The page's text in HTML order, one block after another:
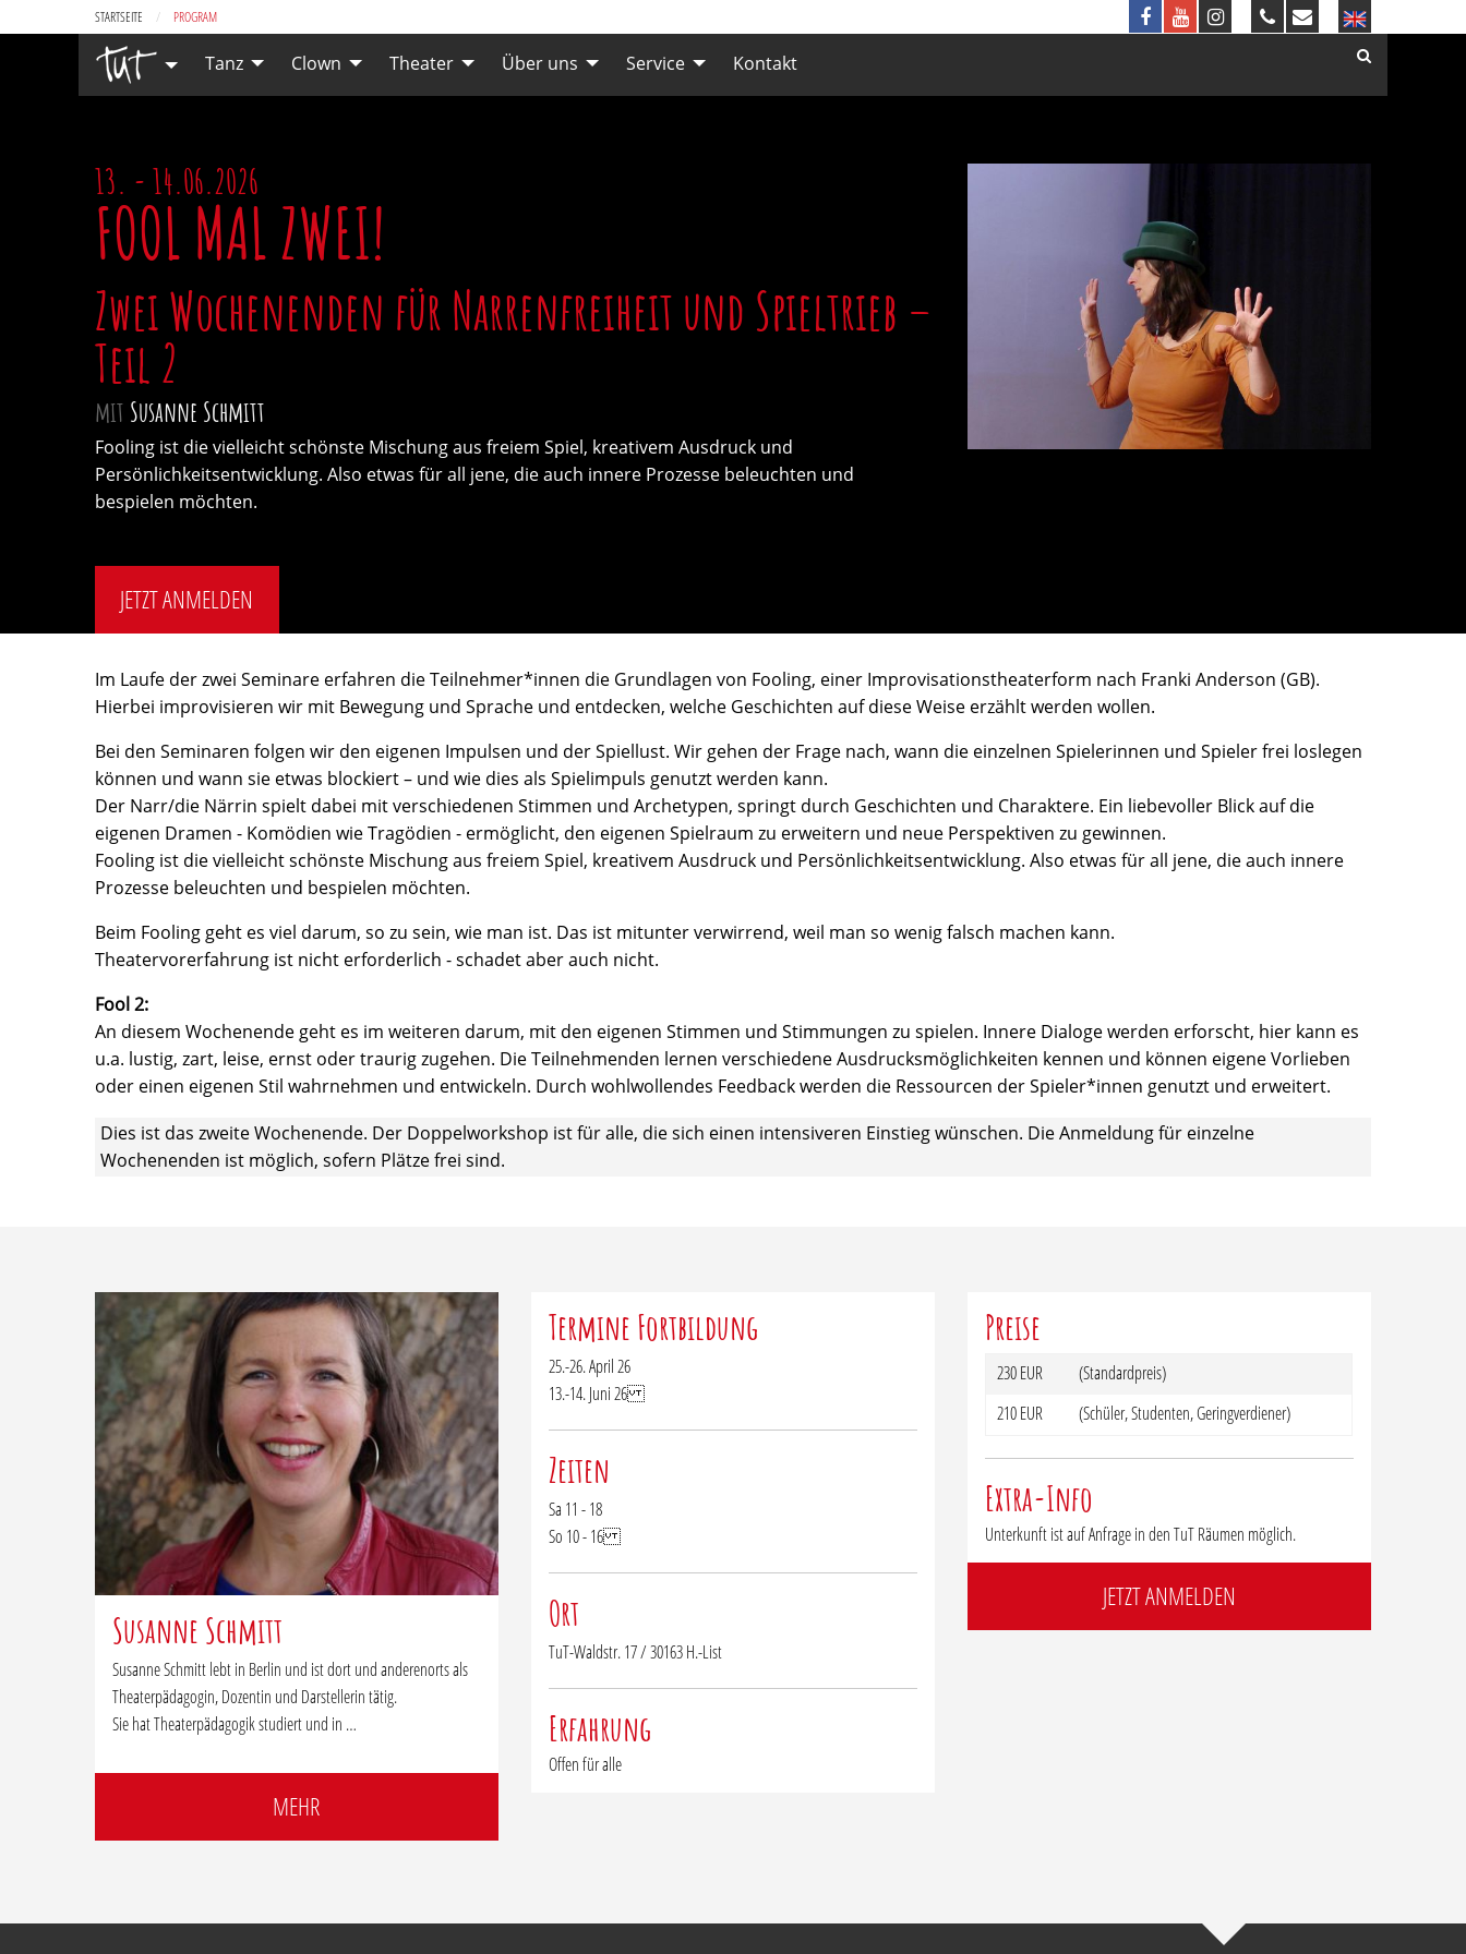
STARTSEITE CURRENT:
PROGRAM
Tanz Clown Theater Über uns Service Kontakt
13. - 14.06.2026
FOOL MAL ZWEI!
Zwei Wochenenden für Narrenfreiheit und Spieltrieb –
Teil 2
mit Susanne Schmitt
Fooling ist die vielleicht schönste Mischung aus freiem Spiel, kreativem Ausdruck und
Persönlichkeitsentwicklung. Also etwas für all jene, die auch innere Prozesse beleuchten und
bespielen möchten.
JETZT ANMELDEN
Im Laufe der zwei Seminare erfahren die Teilnehmer*innen die Grundlagen von Fooling, einer Improvisationstheaterform nach Franki Anderson (GB).
Hierbei improvisieren wir mit Bewegung und Sprache und entdecken, welche Geschichten auf diese Weise erzählt werden wollen.
Bei den Seminaren folgen wir den eigenen Impulsen und der Spiellust. Wir gehen der Frage nach, wann die einzelnen Spielerinnen und Spieler frei loslegen
können und wann sie etwas blockiert – und wie dies als Spielimpuls genutzt werden kann.
Der Narr/die Närrin spielt dabei mit verschiedenen Stimmen und Archetypen, springt durch Geschichten und Charaktere. Ein liebevoller Blick auf die
eigenen Dramen - Komödien wie Tragödien - ermöglicht, den eigenen Spielraum zu erweitern und neue Perspektiven zu gewinnen.
Fooling ist die vielleicht schönste Mischung aus freiem Spiel, kreativem Ausdruck und Persönlichkeitsentwicklung. Also etwas für all jene, die auch innere
Prozesse beleuchten und bespielen möchten.
Beim Fooling geht es viel darum, so zu sein, wie man ist. Das ist mitunter verwirrend, weil man so wenig falsch machen kann.
Theatervorerfahrung ist nicht erforderlich - schadet aber auch nicht.
Fool 2:
An diesem Wochenende geht es im weiteren darum, mit den eigenen Stimmen und Stimmungen zu spielen. Innere Dialoge werden erforscht, hier kann es
u.a. lustig, zart, leise, ernst oder traurig zugehen. Die Teilnehmenden lernen verschiedene Ausdrucksmöglichkeiten kennen und können eigene Vorlieben
oder einen eigenen Stil wahrnehmen und entwickeln. Durch wohlwollendes Feedback werden die Ressourcen der Spieler*innen genutzt und erweitert.
Dies ist das zweite Wochenende. Der Doppelworkshop ist für alle, die sich einen intensiveren Einstieg wünschen. Die Anmeldung für einzelne
Wochenenden ist möglich, sofern Plätze frei sind.
Susanne Schmitt
Susanne Schmitt lebt in Berlin und ist dort und anderenorts als
Theaterpädagogin, Dozentin und Darstellerin tätig.
Sie hat Theaterpädagogik studiert und in …
MEHR
Termine Fortbildung
25.-26. April 26
13.-14. Juni 26
Zeiten
Sa 11 - 18
So 10 - 16
Ort
TuT-Waldstr. 17 / 30163 H.-List
Erfahrung
Offen für alle
Preise
230 EUR
(Standardpreis)
210 EUR
(Schüler, Studenten, Geringverdiener)
Extra-Info
Unterkunft ist auf Anfrage in den TuT Räumen möglich.
JETZT ANMELDEN